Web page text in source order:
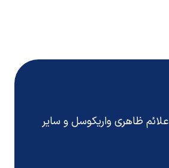
علائم ظاهری واریکوسلو سایر